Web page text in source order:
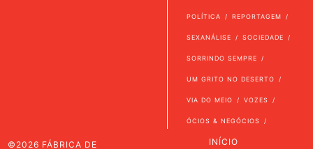
POLÍTICA REPORTAGEM
SEXANÁLISE SOCIEDADE
SORRINDO SEMPRE
UM GRITO NO DESERTO
VIA DO MEIO VOZES
ÓCIOS & NEGÓCIOS
©2026 FÁBRICA DE
INÍCIO